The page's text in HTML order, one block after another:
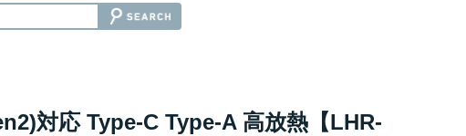
対応 Type-C Type-A 高放熱【LHR-